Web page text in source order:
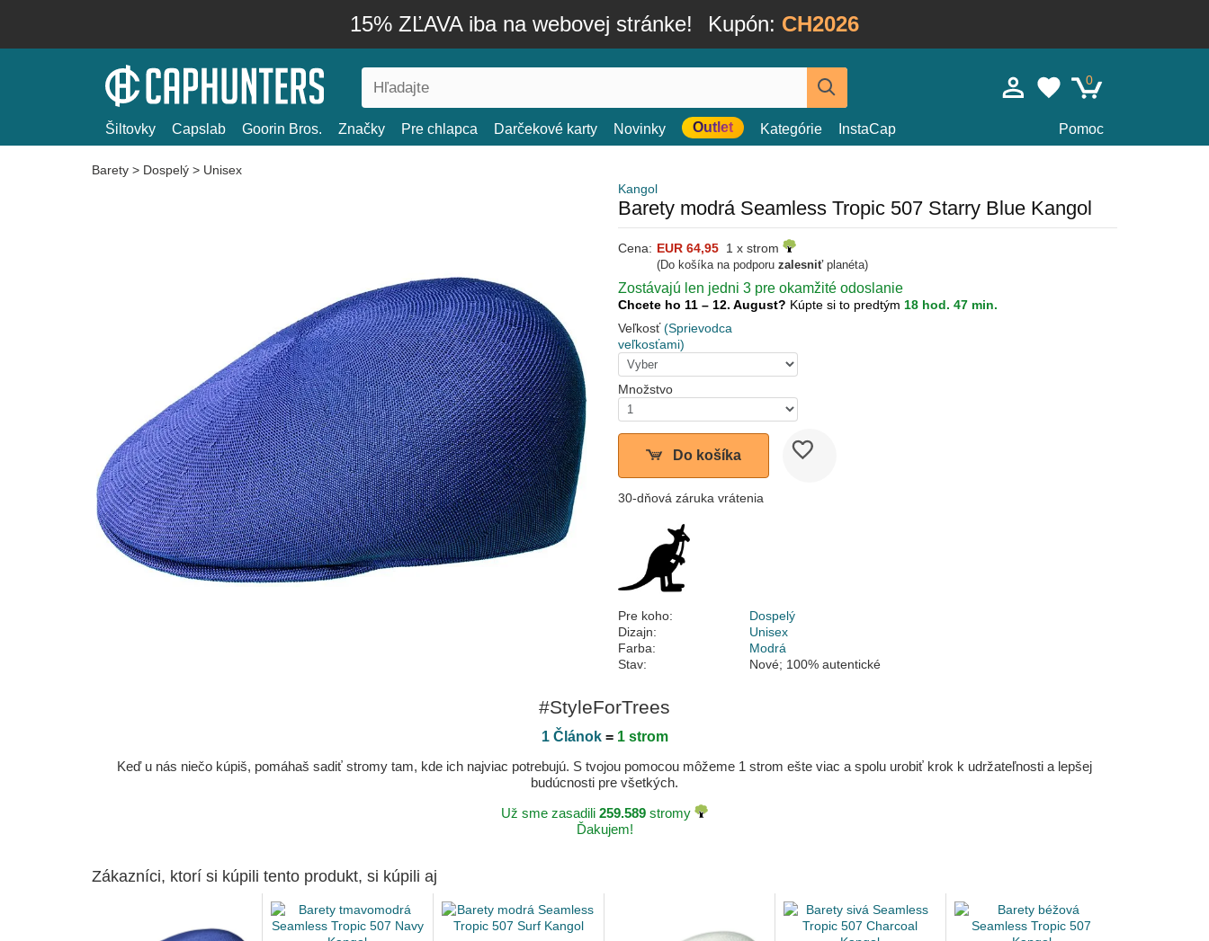
15% ZĽAVA iba na webovej stránke! Kupón: CH2026
0
Šiltovky Capslab Goorin Bros. Značky Pre chlapca Darčekové karty Novinky Outlet Kategórie InstaCap Pomoc
Barety > Dospelý > Unisex
Kangol
Barety modrá Seamless Tropic 507 Starry Blue Kangol
Cena: EUR 64,95 1 x strom
(Do košíka na podporu zalesniťplanéta)
Zostávajú len jedni 3 pre okamžité odoslanie
Chcete ho 11 – 12. August? Kúpte si to predtým 18 hod. 47 min.
Veľkosť (Sprievodca
veľkosťami)
Množstvo
Do košíka
30-dňová záruka vrátenia
Pre koho:
Dospelý
Dizajn:
Unisex
Farba:
Modrá
Stav:
Nové; 100% autentické
#StyleForTrees
1 Článok= 1 strom
Keď u nás niečo kúpiš, pomáhaš sadiť stromy tam, kde ich najviac potrebujú. S tvojou pomocou môžeme 1 strom ešte viac a spolu urobiť krok k udržateľnosti a lepšej
budúcnosti pre všetkých.
Už sme zasadili 259.589 stromy
Ďakujem!
Zákazníci, ktorí si kúpili tento produkt, si kúpili aj